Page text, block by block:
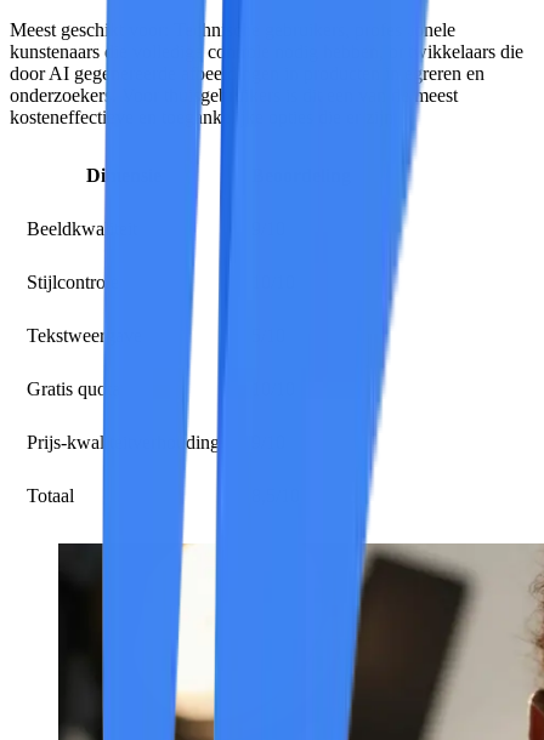
Meest geschikt voor:
Technische gebruikers, professionele
kunstenaars die volledige controle nodig hebben, ontwikkelaars die
door AI gegenereerde afbeeldingen in producten integreren en
onderzoekers. Voor thuisgebruikers is dit een van de meest
kosteneffectieve en toegankelijke opties die er zijn.
Dimensie
Beeldkwaliteit
Stijlcontrole
Tekstweergave
Gratis quota
Prijs-kwaliteitverhouding
Totaal